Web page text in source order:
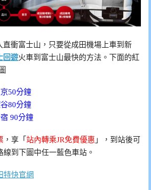
直衝富士山，只要從成田機場上車到新
回遊火車到富士山最快的方法。下面的紅
50分鐘
80分鐘
90分鐘
，享「 站內轉乘JR免費優惠 」，到站後可
線到下圖中任一藍色車站。
特快官網